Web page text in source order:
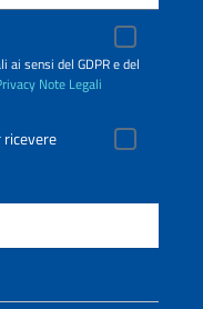
sensi del GDPR e del
Note Legali